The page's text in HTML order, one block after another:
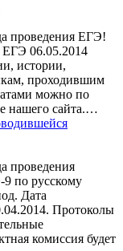
проведения ЕГЭ!
ЕГЭ 06.05.2014
истории,
проходившим
можно по
нашего сайта.…
проведения
по русскому
Дата
Протоколы
комиссия будет